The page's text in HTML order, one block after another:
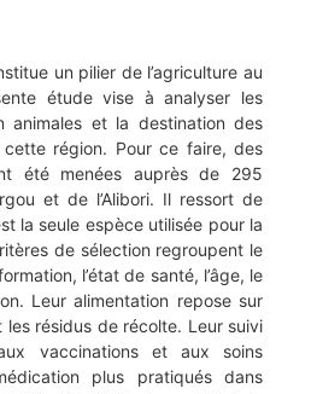
un pilier de l’agriculture au
étude vise à analyser les
animales et la destination des
région. Pour ce faire, des
été menées auprès de 295
et de l’Alibori. Il ressort de
la seule espèce utilisée pour la
de sélection regroupent le
l’état de santé, l’âge, le
Leur alimentation repose sur
résidus de récolte. Leur suivi
vaccinations et aux soins
plus pratiqués dans